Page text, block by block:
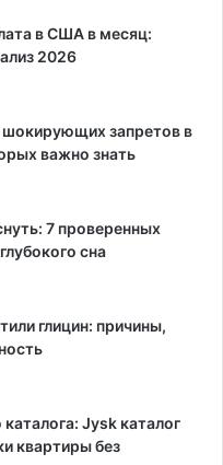
в США в месяц:
2026
запретов в
важно знать
7 проверенных
сна
глицин: причины,
Jysk каталог
квартиры без